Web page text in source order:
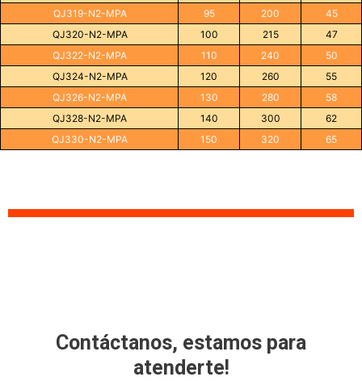
QJ319-N2-MPA
95 200
45
QJ320-N2-MPA
100 215
47
QJ322-N2-MPA
110 240
50
QJ324-N2-MPA
120 260
55
QJ326-N2-MPA
130 280
58
QJ328-N2-MPA
140 300
62
QJ330-N2-MPA
150 320 65
Contáctanos, estamos para
atenderte!